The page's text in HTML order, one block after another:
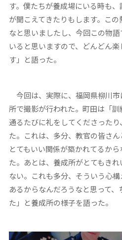
す。僕たちが養成場にいる時も
が聞こえてきたりもします。こ
なと思いましたし、今回この物
いると思いますので、どんどん
す」と語った。
今回は、実際に、福岡県柳川
所で撮影が行われた。町田は「
通るたびに礼をしてくださった
た。これは、多分、教官の皆さ
とてもいい関係が築かれてるか
た。あとは、養成所がとてもき
ない。これも多分、そういう心
あるからなんだろうなと思って
た」と養成所の様子を語った。